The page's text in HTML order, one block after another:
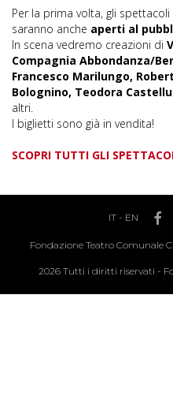
Per la prima volta, gli
saranno anche aperti al
In scena vedremo creazioni di
Compagnia Abbondanza/
Francesco Marilungo,
Bolognino, Teodora
altri.
I biglietti sono già in vendita!
SCOPRI TUTTI GLI
IT- EN
Fondazione Teatro Comunale
2026 Tutti i diritti riservati -